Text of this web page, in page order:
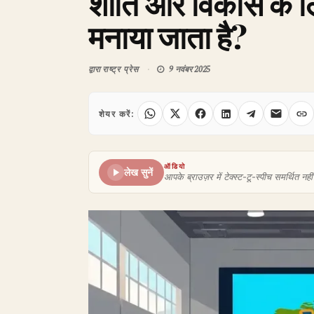
मनाया जाता है?
द्वाराराष्ट्र प्रेस 9 नवंबर 2025
शेयर करें:
लेख सुनें
ऑडियो
आपके ब्राउज़र में टेक्स्ट-टू-स्पीच समर्थित